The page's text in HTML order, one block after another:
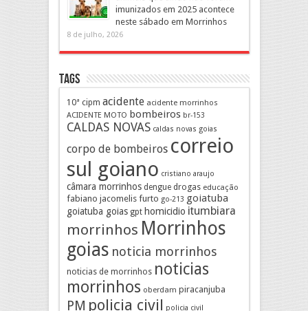
imunizados em 2025 acontece
neste sábado em Morrinhos
8 de julho, 2026
Tags
10ª cipm acidente acidente morrinhos
ACIDENTE MOTO bombeiros br-153
CALDAS NOVAS caldas novas goias
corpo de bombeiros correio
sul goiano cristiano araujo
câmara morrinhos dengue drogas educação
fabiano jacomelis furto go-213 goiatuba
goiatuba goias gpt homicidio itumbiara
morrinhos Morrinhos
goias noticia morrinhos
noticias de morrinhos noticias
morrinhos oberdam piracanjuba
PM policia civil policia civil